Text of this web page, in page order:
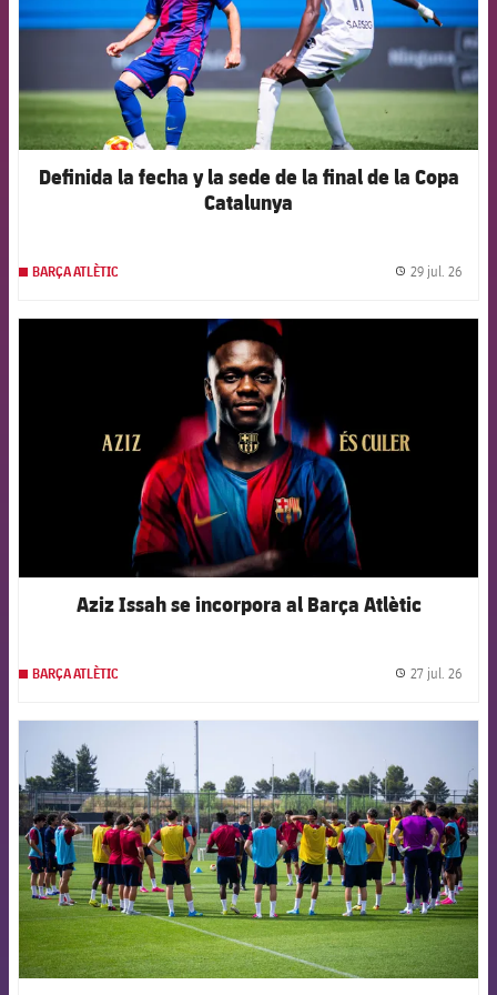
Definida la fecha y la sede de la final de la Copa
Catalunya
BARÇA ATLÈTIC 29 jul. 26
FCB Barcelona badge
Aziz Issah se incorpora al Barça Atlètic
BARÇA ATLÈTIC 27 jul. 26